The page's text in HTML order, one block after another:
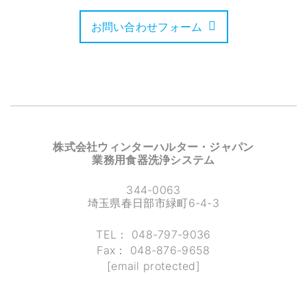
お問い合わせフォーム
株式会社ウィンターハルター・ジャパン
業務用食器洗浄システム
344-0063
埼玉県春日部市緑町6-4-3
TEL： 048-797-9036
Fax： 048-876-9658
[email protected]